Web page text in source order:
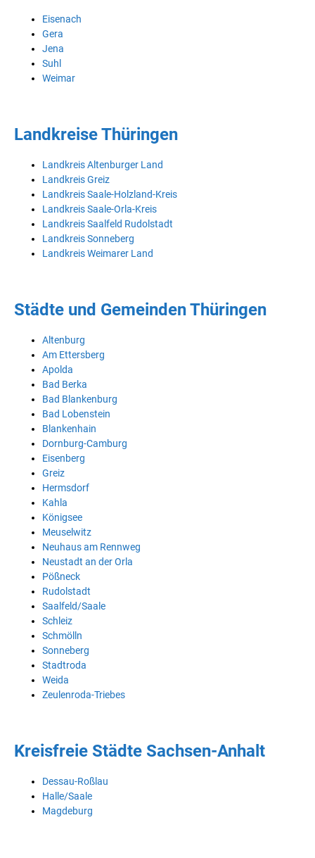
Eisenach
Gera
Jena
Suhl
Weimar
Landkreise Thüringen
Landkreis Altenburger Land
Landkreis Greiz
Landkreis Saale-Holzland-Kreis
Landkreis Saale-Orla-Kreis
Landkreis Saalfeld Rudolstadt
Landkreis Sonneberg
Landkreis Weimarer Land
Städte und Gemeinden Thüringen
Altenburg
Am Ettersberg
Apolda
Bad Berka
Bad Blankenburg
Bad Lobenstein
Blankenhain
Dornburg-Camburg
Eisenberg
Greiz
Hermsdorf
Kahla
Königsee
Meuselwitz
Neuhaus am Rennweg
Neustadt an der Orla
Pößneck
Rudolstadt
Saalfeld/Saale
Schleiz
Schmölln
Sonneberg
Stadtroda
Weida
Zeulenroda-Triebes
Kreisfreie Städte Sachsen-Anhalt
Dessau-Roßlau
Halle/Saale
Magdeburg